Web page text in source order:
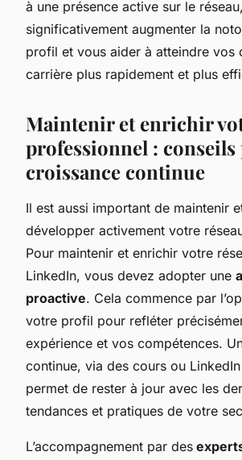
à une présence active sur le
significativement augmenter la
profil et vous aider à atteindre vos
carrière plus rapidement et plus
Maintenir et enrichir
professionnel :
croissance continue
Il est aussi important de maintenir
développer activement votre
Pour maintenir et enrichir votre
LinkedIn, vous devez adopter une
proactive. Cela commence par
votre profil pour refléter
expérience et vos compétences.
continue, via des cours ou
permet de rester à jour avec les
tendances et pratiques de votre
L’accompagnement par des